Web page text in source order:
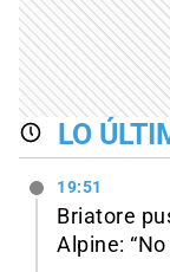
LO
19:51
Briatore
Alpine: